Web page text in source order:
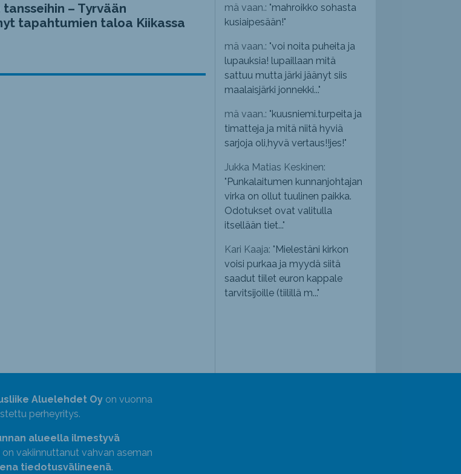
– Tyrvään
tapahtumien taloa Kiikassa
mä vaan.: "mahroikko sohasta
kusiaipesään!"
mä vaan.: "voi noita puheita ja
lupauksia! lupaillaan mitä
sattuu mutta järki jäänyt siis
maalaisjärki jonnekki..."
mä vaan.: "kuusniemi.turpeita ja
timatteja ja mitä niitä hyviä
sarjoja oli,hyvä vertaus!!jes!"
Jukka Matias Keskinen:
" Punkalaitumen kunnanjohtajan
virka on ollut tuulinen paikka.
Odotukset ovat valitulla
itsellään tiet..."
Kari Kaaja: " Mielestäni kirkon
voisi purkaa ja myydä siitä
saadut tiilet euron kappale
tarvitsijoille (tiilillä m..."
Aluelehdet Oyon vuonna
perheyritys.
alueella ilmestyvä
vakiinnuttanut vahvan aseman
tiedotusvälineenä.